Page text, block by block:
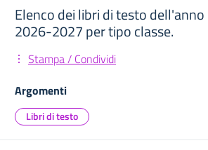
Elenco dei libri di testo
2026-2027 per tipo classe.
Stampa / Condividi
Argomenti
Libri di testo